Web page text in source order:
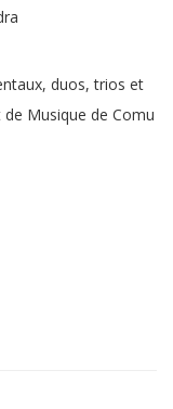
duos, trios et
Musique de Comu